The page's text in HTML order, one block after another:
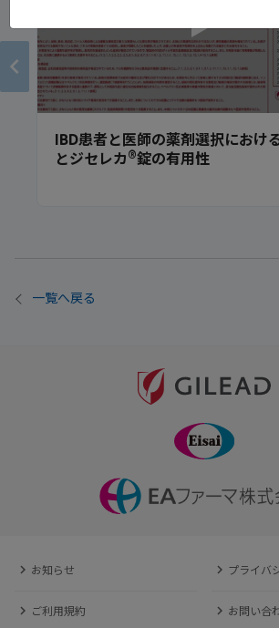
IBD患者と医師の薬剤選択におけ
とジセレカ ®錠の有用性
一覧へ戻る
お知らせ プライバ
ご利用規約 お問い合